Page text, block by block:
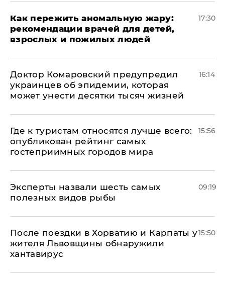
Как пережить аномальную жару:
рекомендации врачей для детей,
взрослых и пожилых людей
17:30
Доктор Комаровский предупредил
украинцев об эпидемии, которая
может унести десятки тысяч жизней
16:14
Где к туристам относятся лучше всего:
опубликован рейтинг самых
гостеприимных городов мира
15:56
Эксперты назвали шесть самых
полезных видов рыбы
09:19
После поездки в Хорватию и Карпаты у
жителя Львовщины обнаружили
хантавирус
15:50